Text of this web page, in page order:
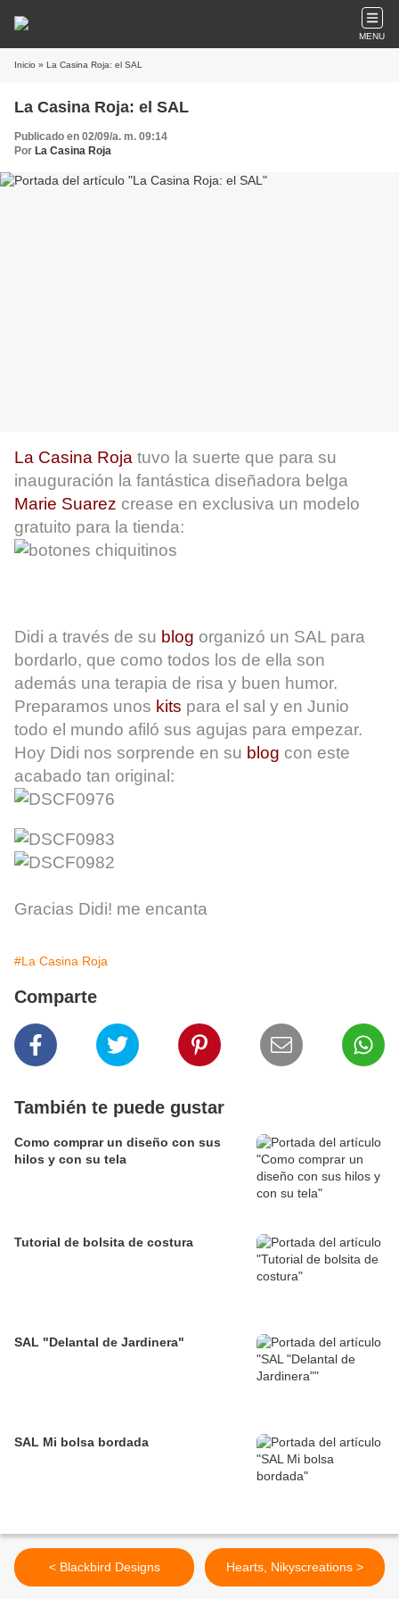
MENU
Inicio » La Casina Roja: el SAL
La Casina Roja: el SAL
Publicado en 02/09/a. m. 09:14
Por La Casina Roja
La Casina Roja tuvo la suerte que para su
inauguración la fantástica diseñadora belga
Marie Suarez crease en exclusiva un modelo
gratuito para la tienda:
Didi a través de su blog organizó un SAL para
bordarlo, que como todos los de ella son
además una terapia de risa y buen humor.
Preparamos unos kits para el sal y en Junio
todo el mundo afiló sus agujas para empezar.
Hoy Didi nos sorprende en su blog con este
acabado tan original:
Gracias Didi! me encanta
#La Casina Roja
Comparte
También te puede gustar
Como comprar un diseño con sus
hilos y con su tela
Tutorial de bolsita de costura
SAL "Delantal de Jardinera"
SAL Mi bolsa bordada
< Blackbird Designs Hearts, Nikyscreations >